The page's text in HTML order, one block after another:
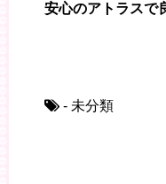
安心のアトラスで
- 未分類